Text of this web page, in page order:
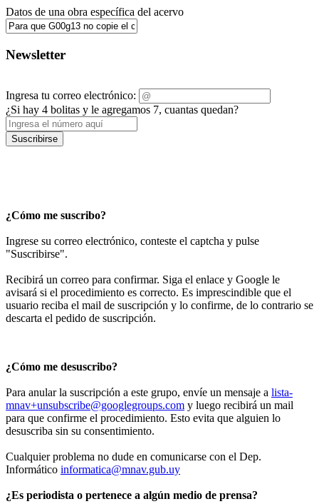
Datos de una obra específica del acervo
Newsletter
Ingresa tu correo electrónico:
¿Si hay 4 bolitas y le agregamos 7, cuantas quedan?
Suscribirse
¿Cómo me suscribo?
Ingrese su correo electrónico, conteste el captcha y pulse
"Suscribirse".
Recibirá un correo para confirmar. Siga el enlace y Google le
avisará si el procedimiento es correcto. Es imprescindible que el
usuario reciba el mail de suscripción y lo confirme, de lo contrario se
descarta el pedido de suscripción.
¿Cómo me desuscribo?
Para anular la suscripción a este grupo, envíe un mensaje a lista-
mnav+unsubscribe@googlegroups.com y luego recibirá un mail
para que confirme el procedimiento. Esto evita que alguien lo
desuscriba sin su consentimiento.
Cualquier problema no dude en comunicarse con el Dep.
Informático informatica@mnav.gub.uy
¿Es periodista o pertenece a algún medio de prensa?